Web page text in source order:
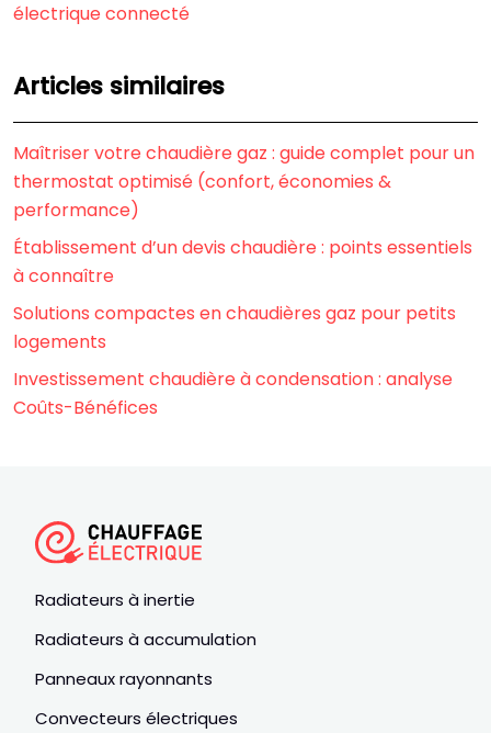
électrique connecté
Articles similaires
Maîtriser votre chaudière gaz : guide complet pour un
thermostat optimisé (confort, économies &
performance)
Établissement d’un devis chaudière : points essentiels
à connaître
Solutions compactes en chaudières gaz pour petits
logements
Investissement chaudière à condensation : analyse
Coûts-Bénéfices
Radiateurs à inertie
Radiateurs à accumulation
Panneaux rayonnants
Convecteurs électriques